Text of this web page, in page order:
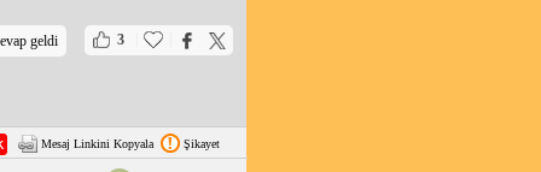
3
geldi
Mesaj Linkini Kopyala Şikayet